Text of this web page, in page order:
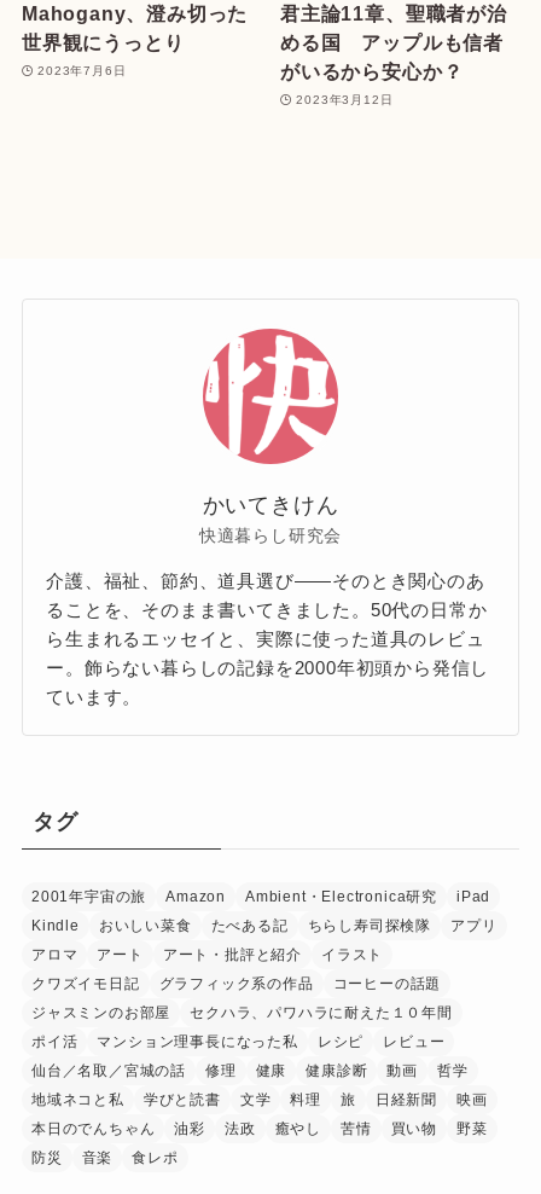
Mahogany、澄み切った
世界観にうっとり
2023年7月6日
君主論11章、聖職者が治
める国 アップルも信者
がいるから安心か？
2023年3月12日
かいてきけん
快適暮らし研究会
介護、福祉、節約、道具選び——そのとき関心のあ
ることを、そのまま書いてきました。50代の日常か
ら生まれるエッセイと、実際に使った道具のレビュ
ー。飾らない暮らしの記録を2000年初頭から発信し
ています。
タグ
2001年宇宙の旅 Amazon Ambient・Electronica研究
iPad
Kindle
おいしい菜食 たべある記 ちらし寿司探検隊
アプリ
アロマ
アート アート・批評と紹介
イラスト
クワズイモ日記
グラフィック系の作品
コーヒーの話題
ジャスミンのお部屋
セクハラ、パワハラに耐えた１０年間
ポイ活
マンション理事長になった私 レシピ
レビュー
仙台／名取／宮城の話
修理 健康 健康診断 動画
哲学
地域ネコと私
学びと読書 文学 料理 旅 日経新聞
映画
本日のでんちゃん
油彩 法政 癒やし 苦情 買い物
野菜
防災
音楽 食レポ